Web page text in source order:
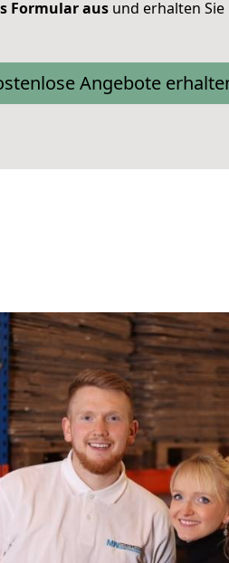
Formular aus und erhalten
Angebote